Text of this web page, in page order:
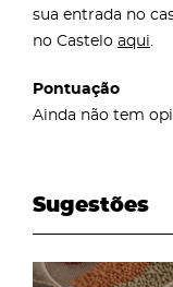
sua entrada no
no Castelo aqui.
Pontuação
Ainda não tem
Sugestões
page